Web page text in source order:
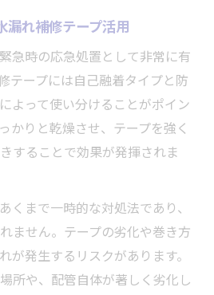
漏れ補修テープ活用
急時の応急処置として非常に有
テープには自己融着タイプと防
よって使い分けることがポイン
かりと乾燥させ、テープを強く
することで効果が発揮されま
くまで一時的な対処法であり、
ません。テープの劣化や巻き方
が発生するリスクがあります。
所や、配管自体が著しく劣化し